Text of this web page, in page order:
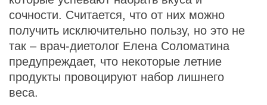
сочности. Считается, что от них можно
получить исключительно пользу, но это не
так – врач-диетолог Елена Соломатина
предупреждает, что некоторые летние
продукты провоцируют набор лишнего
веса.